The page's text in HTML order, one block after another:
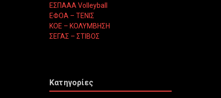
ΕΣΠΑΑΑ Volleyball
ΕΦΟΑ – ΤΕΝΙΣ
ΚΟΕ – ΚΟΛΥΜΒΗΣΗ
ΣΕΓΑΣ – ΣΤΙΒΟΣ
Κατηγορίες